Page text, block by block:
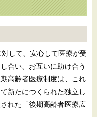
して、安心して医療が受
合い、お互いに助け合う
高齢者医療制度は、これ
新たにつくられた独立し
れた「後期高齢者医療広